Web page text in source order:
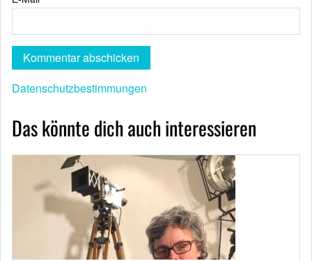
Datenschutzbestimmungen
Das könnte dich auch interessieren